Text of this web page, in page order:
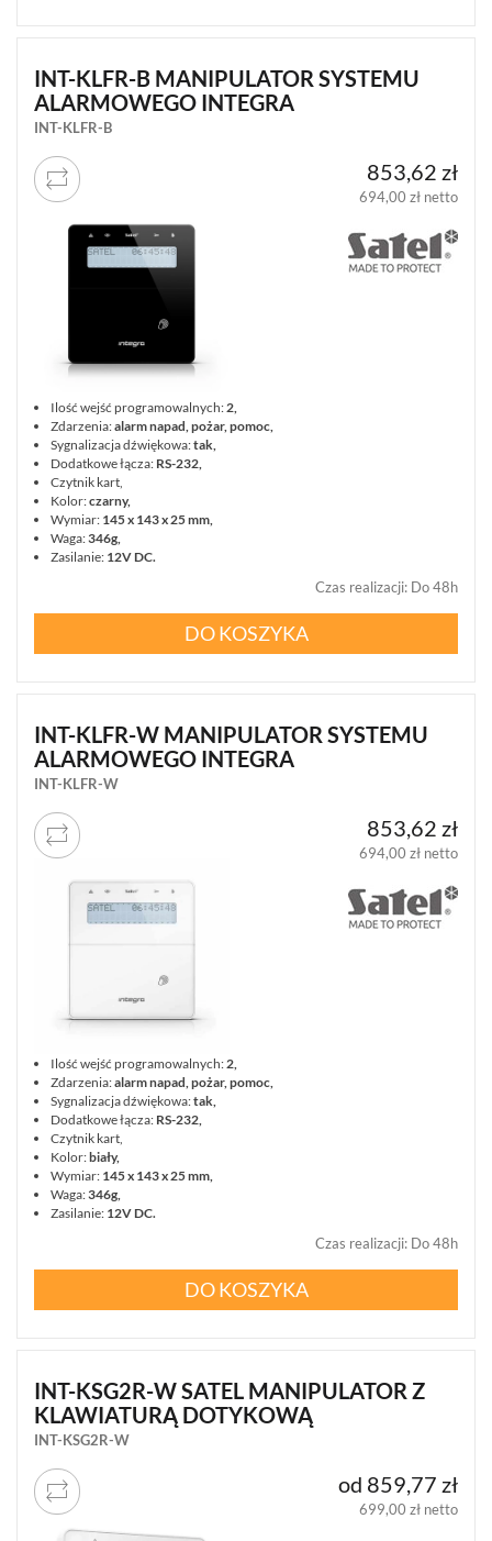
INT-KLFR-B MANIPULATOR SYSTEMU
ALARMOWEGO INTEGRA
INT-KLFR-B
853,62 zł
694,00 zł netto
Ilość wejść programowalnych:2,
Zdarzenia:alarm napad, pożar, pomoc,
Sygnalizacja dźwiękowa:tak,
Dodatkowe łącza: RS-232,
Czytnik kart,
Kolor:czarny,
Wymiar: 145 x 143 x 25 mm,
Waga:346g,
Zasilanie: 12V DC.
Czas realizacji: Do 48h
DO KOSZYKA
INT-KLFR-W MANIPULATOR SYSTEMU
ALARMOWEGO INTEGRA
INT-KLFR-W
853,62 zł
694,00 zł netto
Ilość wejść programowalnych:2,
Zdarzenia:alarm napad, pożar, pomoc,
Sygnalizacja dźwiękowa:tak,
Dodatkowe łącza: RS-232,
Czytnik kart,
Kolor:biały,
Wymiar: 145 x 143 x 25 mm,
Waga:346g,
Zasilanie: 12V DC.
Czas realizacji: Do 48h
DO KOSZYKA
INT-KSG2R-W SATEL MANIPULATOR Z
KLAWIATURĄ DOTYKOWĄ
INT-KSG2R-W
od 859,77 zł
699,00 zł netto